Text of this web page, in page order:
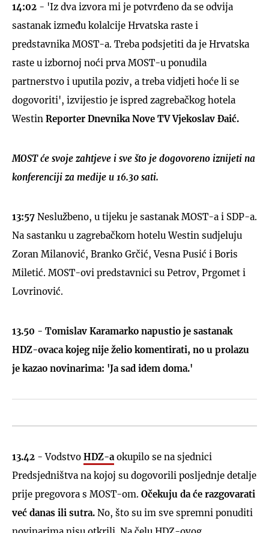
14:02 - 'Iz dva izvora mi je potvrđeno da se odvija
sastanak između kolalcije Hrvatska raste i
predstavnika MOST-a. Treba podsjetiti da je Hrvatska
raste u izbornoj noći prva MOST-u ponudila
partnerstvo i uputila poziv, a treba vidjeti hoće li se
dogovoriti', izvijestio je ispred zagrebačkog hotela
Westin Reporter Dnevnika Nove TV Vjekoslav Đaić.
MOST će svoje zahtjeve i sve što je dogovoreno iznijeti na
konferenciji za medije u 16.30 sati.
13:57 Neslužbeno, u tijeku je sastanak MOST-a i SDP-a.
Na sastanku u zagrebačkom hotelu Westin sudjeluju
Zoran Milanović, Branko Grčić, Vesna Pusić i Boris
Miletić. MOST-ovi predstavnici su Petrov, Prgomet i
Lovrinović.
13.50 - Tomislav Karamarko napustio je sastanak
HDZ-ovaca kojeg nije želio komentirati, no u prolazu
je kazao novinarima: 'Ja sad idem doma.'
13.42 - Vodstvo HDZ-a okupilo se na sjednici
Predsjedništva na kojoj su dogovorili posljednje detalje
prije pregovora s MOST-om. Očekuju da će razgovarati
već danas ili sutra. No, što su im sve spremni ponuditi